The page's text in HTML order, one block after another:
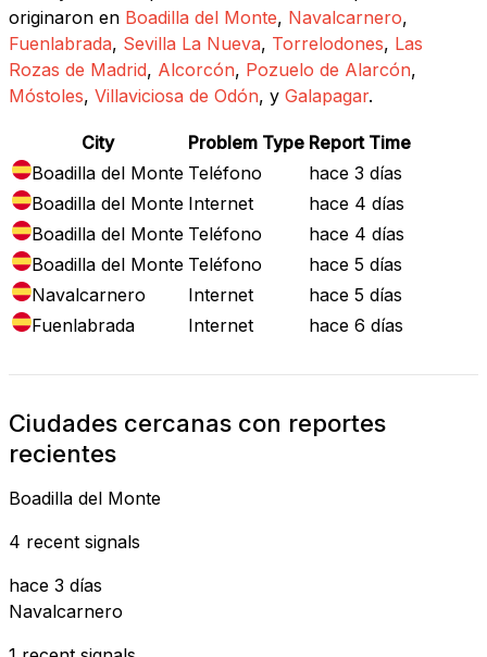
originaron en Boadilla del Monte, Navalcarnero,
Fuenlabrada, Sevilla La Nueva, Torrelodones, Las
Rozas de Madrid, Alcorcón, Pozuelo de Alarcón,
Móstoles, Villaviciosa de Odón, y Galapagar.
City Problem Type Report Time
Boadilla del Monte Teléfono
hace 3 días
Boadilla del Monte Internet
hace 4 días
Boadilla del Monte Teléfono
hace 4 días
Boadilla del Monte Teléfono
hace 5 días
Navalcarnero
Internet
hace 5 días
Fuenlabrada
Internet hace 6 días
Ciudades cercanas con reportes
recientes
Boadilla del Monte
4 recent signals
hace 3 días
Navalcarnero